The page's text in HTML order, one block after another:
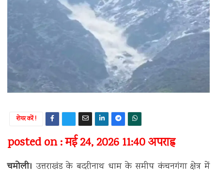
शेयर करें !
posted on : मई 24, 2026 11:40 अपराह्न
चमोली। उत्तराखंड के बदरीनाथ धाम के समीप कंचनगंगा क्षेत्र में